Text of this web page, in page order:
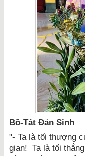
Bồ-Tát Đản Sinh
"- Ta là tối thượng
gian! Ta là tối